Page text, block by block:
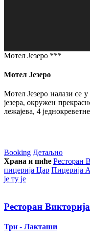
Мотел Језеро ***
Мотел Језеро
Мотел Језеро налази се
језера, окружен
лежајева, 4
Booking Детаљно
Храна и пиће Ресторан
пицерија Цар Пицерија
је ту је
Ресторан Викторија
Трн - Лакташи